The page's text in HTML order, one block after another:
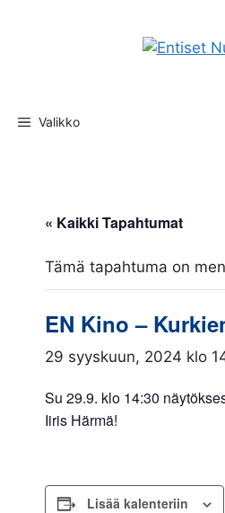
Valikko
« Kaikki Tapahtumat
Tämä tapahtuma on
EN Kino –
29 syyskuun, 2024 klo
Su 29.9. klo 14:30
Iiris Härmä!
Lisää kalenteriin